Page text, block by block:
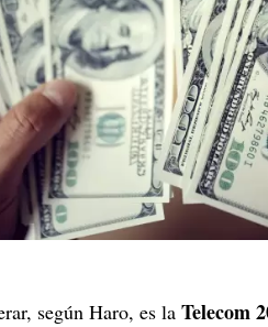
según Haro, es la Telecom